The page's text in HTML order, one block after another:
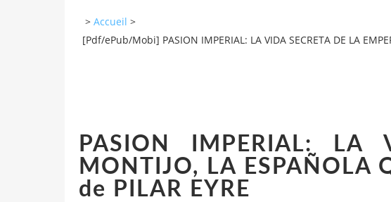
> Accueil >
[Pdf/ePub/Mobi] PASION IMPERIAL: LA VIDA SECRETA DE LA
PASION IMPERIAL: LA
MONTIJO, LA ESPAÑOLA
de PILAR EYRE